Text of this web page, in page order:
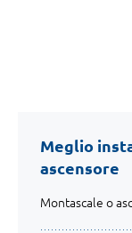
Meglio
ascensore
Montascale o